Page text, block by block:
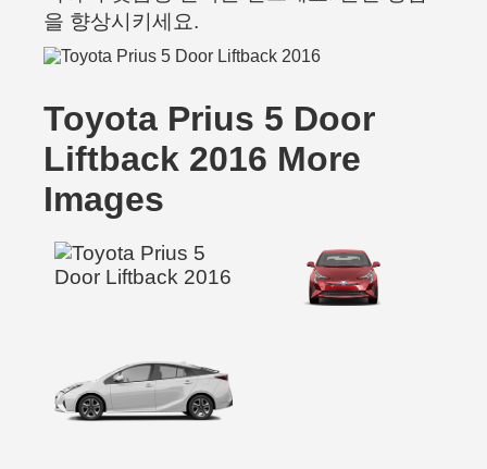
을 향상시키세요.
Toyota Prius 5 Door
Liftback 2016 More
Images